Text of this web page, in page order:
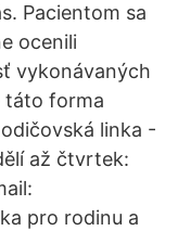
Pacientom sa
ocenili
vykonávaných
táto forma
linka -
až čtvrtek:
pro rodinu a